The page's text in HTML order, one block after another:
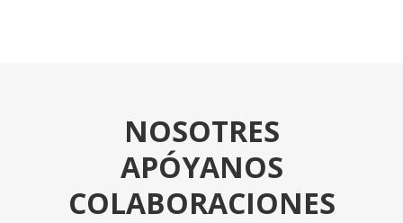
NOSOTRES
APÓYANOS
COLABORACIONES